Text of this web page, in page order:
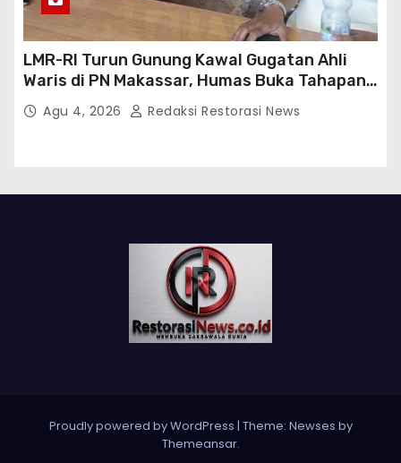
LMR-RI Turun Gunung Kawal Gugatan Ahli
Waris di PN Makassar, Humas Buka Tahapan
Persidangan
Agu 4, 2026 Redaksi Restorasi News
Proudly powered by WordPress | Theme: Newses by
Themeansar.